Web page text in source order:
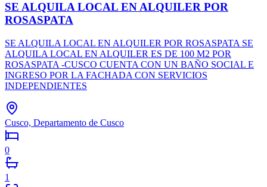
SE ALQUILA LOCAL EN ALQUILER POR
ROSASPATA
SE ALQUILA LOCAL EN ALQUILER POR ROSASPATA SE
ALQUILA LOCAL EN ALQUILER ES DE 100 M2 POR
ROSASPATA -CUSCO CUENTA CON UN BAÑO SOCIAL E
INGRESO POR LA FACHADA CON SERVICIOS
INDEPENDIENTES
Cusco, Departamento de Cusco
0
1